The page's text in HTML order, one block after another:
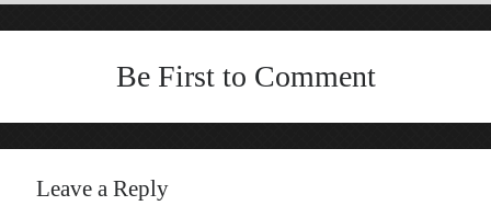
Be First to Comment
Leave a Reply